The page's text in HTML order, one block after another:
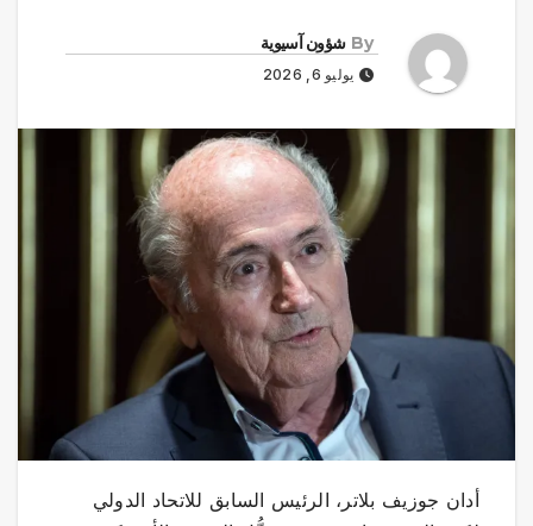
By شؤون آسيوية
يوليو 6, 2026
أدان جوزيف بلاتر، الرئيس السابق للاتحاد الدولي